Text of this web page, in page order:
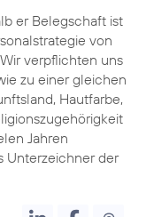
er Belegschaft ist
von
verpflichten uns
zu einer gleichen
Hautfarbe,
Jahren
Unterzeichner der